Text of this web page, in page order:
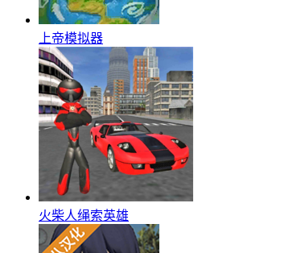
上帝模拟器
火柴人绳索英雄